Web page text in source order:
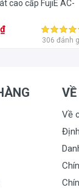
cao cấp FujiE AC-
306 đánh
Về